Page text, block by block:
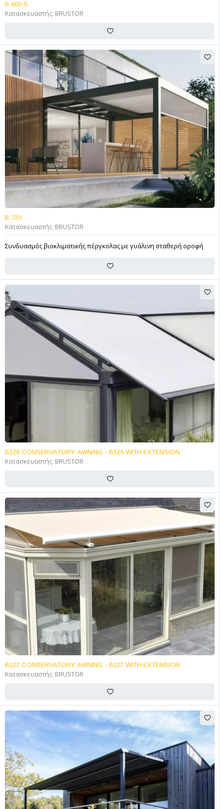
B 600 S
Κατασκευαστής: BRUSTOR
B 720
Κατασκευαστής: BRUSTOR
Συνδυασμός βιοκλιματικής πέργκολας με γυάλινη σταθερή οροφή
B126 CONSERVATORY AWNING - B126 WITH EXTENSION
Κατασκευαστής: BRUSTOR
B127 CONSERVATORY AWNING - B127 WITH EXTENSION
Κατασκευαστής: BRUSTOR